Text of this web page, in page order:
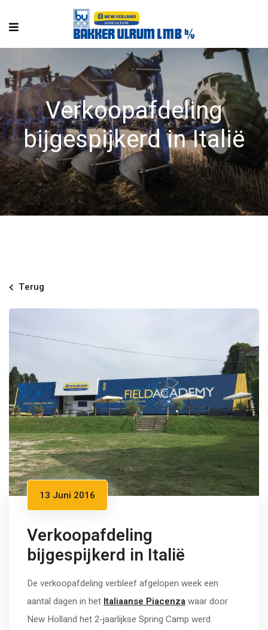
Verkoopafdeling
bijgespijkerd in Italië
Terug
13 Juni 2016
Verkoopafdeling
bijgespijkerd in Italië
De verkoopafdeling verbleef afgelopen week een
aantal dagen in het Italiaanse Piacenzawaar door
New Holland het 2-jaarlijkse Spring Camp werd